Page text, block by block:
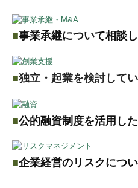
監査担当者の仕事内容
福利厚生
募集要項
事務所案内
■事業承継について相談
■独立・起業を検討して
■公的融資制度を活用し
■企業経営のリスクにつ